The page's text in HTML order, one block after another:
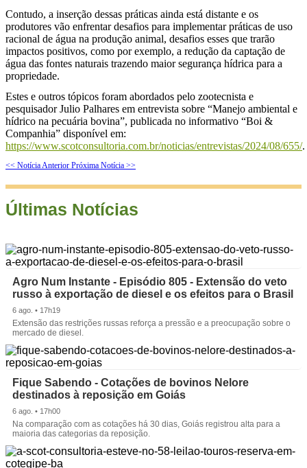
Contudo, a inserção dessas práticas ainda está distante e os
produtores vão enfrentar desafios para implementar práticas de uso
racional de água na produção animal, desafios esses que trarão
impactos positivos, como por exemplo, a redução da captação de
água das fontes naturais trazendo maior segurança hídrica para a
propriedade.
Estes e outros tópicos foram abordados pelo zootecnista e
pesquisador Julio Palhares em entrevista sobre “Manejo ambiental e
hídrico na pecuária bovina”, publicada no informativo “Boi &
Companhia” disponível em:
https://www.scotconsultoria.com.br/noticias/entrevistas/2024/08/655/.
<< Notícia Anterior Próxima Notícia >>
Últimas Notícias
Agro Num Instante - Episódio 805 - Extensão do veto
russo à exportação de diesel e os efeitos para o Brasil
6 ago. • 17h19
Extensão das restrições russas reforça a pressão e a preocupação sobre o
mercado de diesel.
Fique Sabendo - Cotações de bovinos Nelore
destinados à reposição em Goiás
6 ago. • 17h00
Na comparação com as cotações há 30 dias, Goiás registrou alta para a
maioria das categorias da reposição.